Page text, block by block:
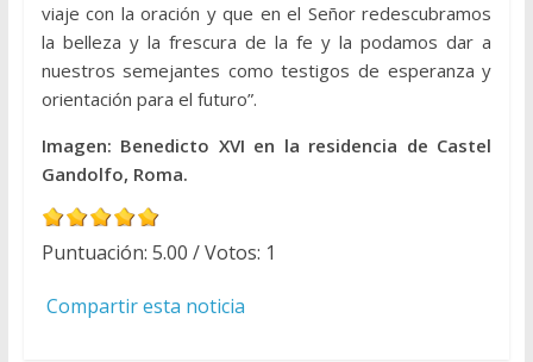
viaje con la oración y que en el Señor redescubramos
la belleza y la frescura de la fe y la podamos dar a
nuestros semejantes como testigos de esperanza y
orientación para el futuro”.
Imagen: Benedicto XVI en la residencia de Castel
Gandolfo, Roma.
Puntuación: 5.00 / Votos: 1
Compartir esta noticia